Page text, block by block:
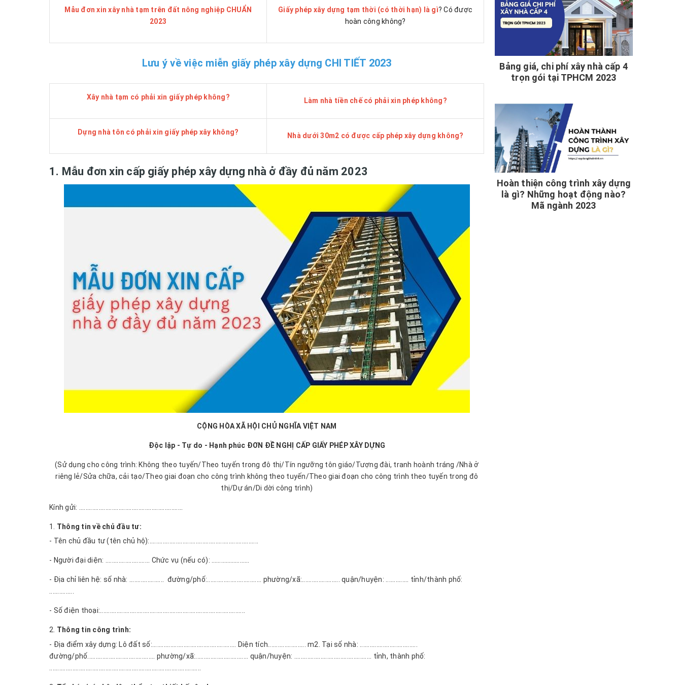
Mẫu đơn xin xây nhà tạm trên đất nông nghiệp CHUẨN
2023
Giấy phép xây dựng tạm thời (có thời hạn) là gì? Có được
hoàn công không?
Lưu ý về việc miễn giấy phép xây dựng CHI TIẾT 2023
Xây nhà tạm có phải xin giấy phép không? Làm nhà tiền chế có phải xin phép không?
Dựng nhà tôn có phải xin giấy phép xây không? Nhà dưới 30m2 có được cấp phép xây dựng không?
1. Mẫu đơn xin cấp giấy phép xây dựng nhà ở đầy đủ năm 2023
CỘNG HÒA XÃ HỘI CHỦ NGHĨA VIỆT NAM
Độc lập - Tự do - Hạnh phúc ĐƠN ĐỀ NGHỊ CẤP GIẤY PHÉP XÂY DỰNG
(Sử dụng cho công trình: Không theo tuyến/Theo tuyến trong đô thị/Tín ngưỡng tôn giáo/Tượng đài, tranh hoành tráng /Nhà ở
riêng lẻ/Sửa chữa, cải tạo/Theo giai đoạn cho công trình không theo tuyến/Theo giai đoạn cho công trình theo tuyến trong đô
thị/Dự án/Di dời công trình)
Kính gửi: ...............................................................
Thông tin về chủ đầu tư:
- Tên chủ đầu tư (tên chủ hộ):..................................................................
- Người đại diện: ........................... Chức vụ (nếu có): ……………………
- Địa chỉ liên hệ: số nhà: ..................... đường/phố:................................. phường/xã:....................... quận/huyện: .............. tỉnh/thành phố:
...............
- Số điện thoại:........................................................................................
Thông tin công trình:
- Địa điểm xây dựng: Lô đất số:................................................... Diện tích....................... m2. Tại số nhà: ...................................
đường/phố.........................................
phường/xã:................................ quận/huyện: ...............................................
tỉnh, thành phố:
Bảng giá, chi phí xây nhà cấp 4
trọn gói tại TPHCM 2023
Hoàn thiện công trình xây dựng
là gì? Những hoạt động nào?
Mã ngành 2023